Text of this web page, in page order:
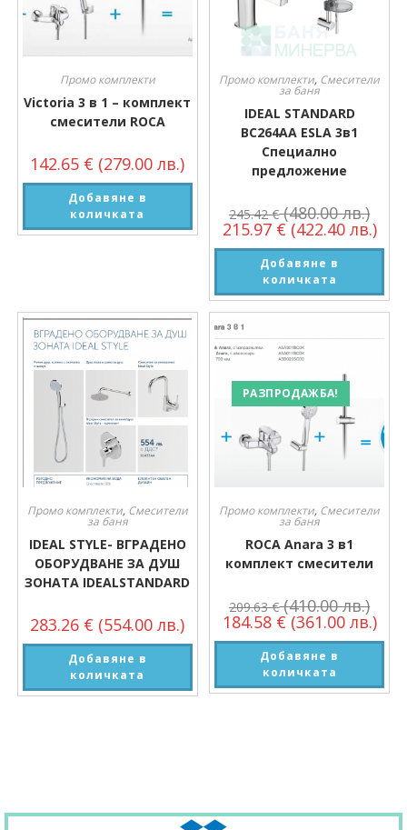
Промо комплекти
Victoria 3 в 1 – комплект
смесители ROCA
142.65 € (279.00 лв.)
Добавяне в
количката
Промо комплекти, Смесители
за баня
IDEAL STANDARD
BC264AA ESLA 3в1
Специално
предложение
245.42€ (480.00 лв.)
215.97 € (422.40 лв.)
Добавяне в
количката
Промо комплекти, Смесители
за баня
IDEAL STYLE- ВГРАДЕНО
ОБОРУДВАНЕ ЗА ДУШ
ЗОНАТА IDEALSTANDARD
283.26 € (554.00 лв.)
Добавяне в
количката
РАЗПРОДАЖБА!
Промо комплекти, Смесители
за баня
ROCA Anara 3 в1
комплект смесители
209.63€ (410.00 лв.)
184.58 € (361.00 лв.)
Добавяне в
количката